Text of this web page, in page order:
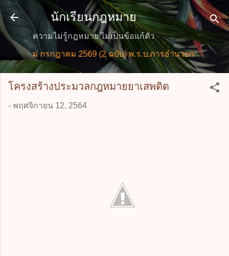
ข้ามไปที่เนื้อหาหลัก
นักเรียนกฎหมาย
ความไม่รู้กฎหมาย ไม่เป็นข้อแก้ตัว
หม่ กรกฎาคม 2569 (2 ฉบับ) พ.ร.บ.การอำนวยการความสะด
โครงสร้างประมวลกฎหมายยาเสพติด
- พฤศจิกายน 12, 2564